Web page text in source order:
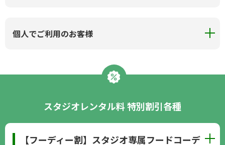
個人でご利用のお客様
スタジオレンタル料 特別割引各種
【フーディー割】スタジオ専属フードコーデ